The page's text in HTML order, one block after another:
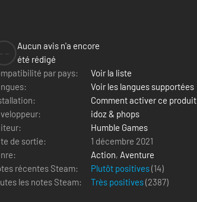
Aucun avis n'a encore
été rédigé
par pays:
Voir la liste
Voir les langues supportées
Comment activer ce produit
idoz & phops
Humble Games
de sortie:
1 décembre 2021
Action, Aventure
récentes Steam:
Plutôt positives(14)
les notes Steam:
Très positives(2387)